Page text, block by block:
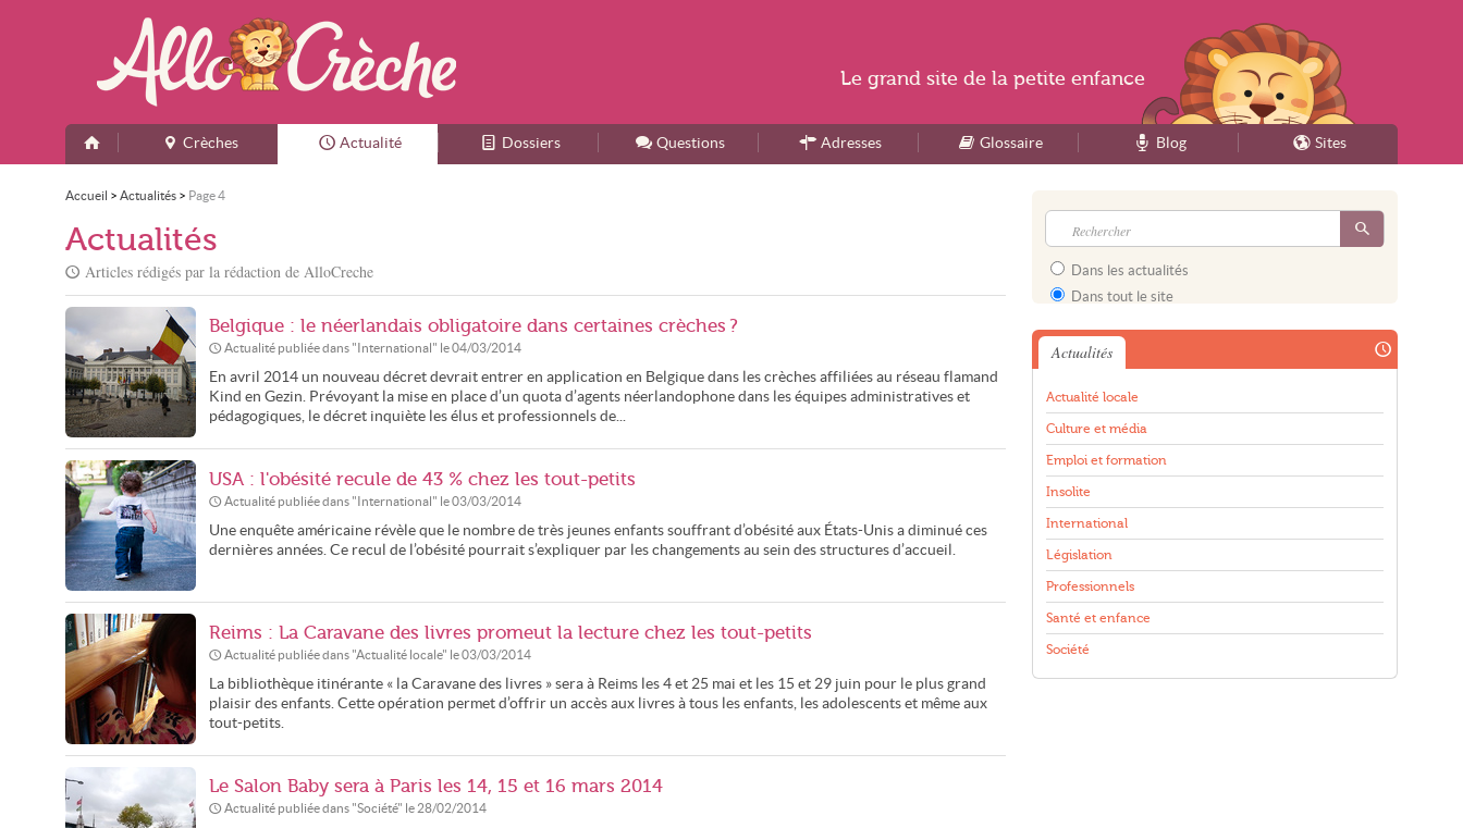
Accueil
Crèches Actualité Dossiers Questions Adresses Glossaire Blog Sites
Accueil > Actualités > Page 4
Actualités
Articles rédigés par la rédaction de AlloCreche
Belgique : le néerlandais obligatoire dans certaines crèches ?
Actualité publiée dans "International" le04/03/2014
En avril 2014 un nouveau décret devrait entrer en application en Belgique dans les crèches affiliées au réseau flamand
Kind en Gezin. Prévoyant la mise en place d’un quota d’agents néerlandophone dans les équipes administratives et
pédagogiques, le décret inquiète les élus et professionnels de...
USA : l'obésité recule de 43 % chez les tout-petits
Actualité publiée dans "International" le03/03/2014
Une enquête américaine révèle que le nombre de très jeunes enfants souffrant d’obésité aux États-Unis a diminué ces
dernières années. Ce recul de l’obésité pourrait s’expliquer par les changements au sein des structures d’accueil.
Reims : La Caravane des livres promeut la lecture chez les tout-petits
Actualité publiée dans "Actualité locale" le03/03/2014
La bibliothèque itinérante « la Caravane des livres » sera à Reims les 4 et 25 mai et les 15 et 29 juin pour le plus grand
plaisir des enfants. Cette opération permet d’offrir un accès aux livres à tous les enfants, les adolescents et même aux
tout-petits.
Le Salon Baby sera à Paris les 14, 15 et 16 mars 2014
Actualité publiée dans "Société" le 28/02/2014
Dans les actualités
Dans tout le site
Actualités
Actualité locale
Culture et média
Emploi et formation
Insolite
International
Législation
Professionnels
Santé et enfance
Société
Le grand site de la petite enfance